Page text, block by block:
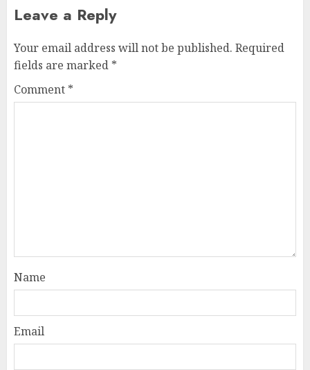
Leave a Reply
Your email address will not be published. Required
fields are marked *
Comment *
Name
Email